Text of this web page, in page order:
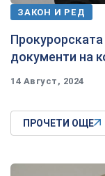
ЗАКОН И РЕД
документи на
14 Август, 2024
ПРОЧЕТИ ОЩЕ